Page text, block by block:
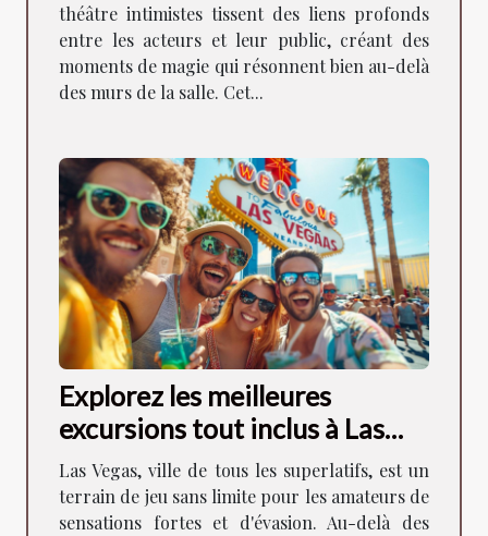
théâtre intimistes tissent des liens profonds
entre les acteurs et leur public, créant des
moments de magie qui résonnent bien au-delà
des murs de la salle. Cet...
Explorez les meilleures
excursions tout inclus à Las
Vegas
Las Vegas, ville de tous les superlatifs, est un
terrain de jeu sans limite pour les amateurs de
sensations fortes et d'évasion. Au-delà des